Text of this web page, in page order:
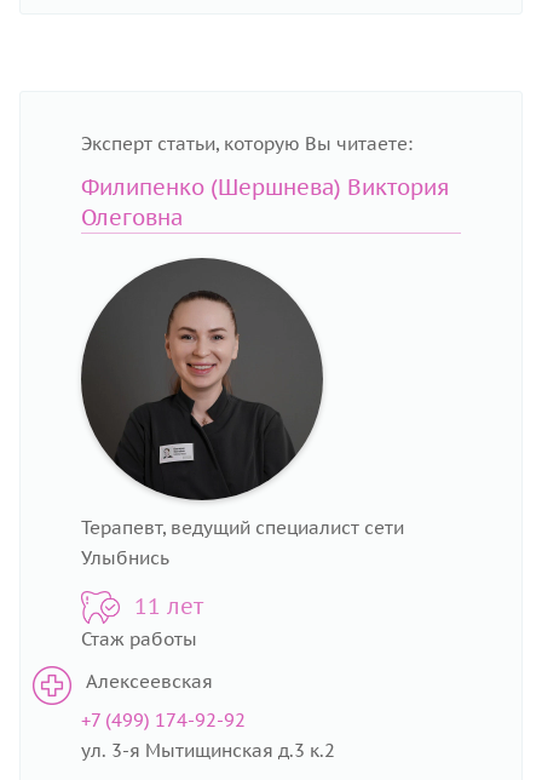
Эксперт статьи, которую Вы читаете:
Филипенко (Шершнева) Виктория
Олеговна
Терапевт, ведущий специалист сети
Улыбнись
11 лет
Стаж работы
Алексеевская
+7 (499) 174-92-92
ул. 3-я Мытищинская д.3 к.2